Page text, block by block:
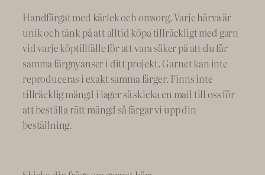
Handfärgat med kärlek och omsorg. Varje härva är
unik och tänk på att alltid köpa tillräckligt med garn
vid varje köptillfälle för att vara säker på att du får
samma färgnyanser i ditt projekt. Garnet kan inte
reproduceras i exakt samma färger. Finns inte
tillräcklig mängd i lager så skicka en mail till oss för
att beställa rätt mängd så färgar vi upp din
beställning.